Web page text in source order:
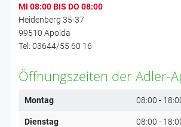
MI 08:00 BIS DO 08:00
Heidenberg 35-37
99510 Apolda
Tel: 03644/55 60 16
Öffnungszeiten der Adler-
Montag 08:00 -
Dienstag 08:00 -